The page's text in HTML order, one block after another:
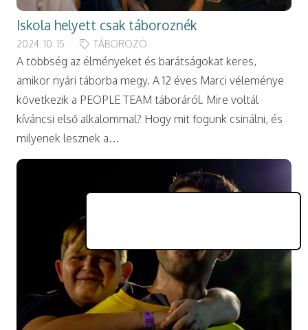
Iskola helyett csak táboroznék
2024. 10. 15. TÁBOROZÓ
A többség az élményeket és barátságokat keres,
amikor nyári táborba megy. A 12 éves Marci véleménye
következik a PEOPLE TEAM táboráról. Mire voltál
kíváncsi első alkalommal? Hogy mit fogunk csinálni, és
milyenek lesznek a…